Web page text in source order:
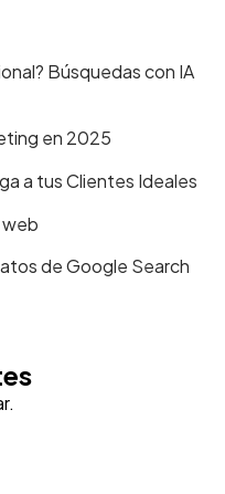
Búsquedas con IA
en 2025
a tus Clientes Ideales
de Google Search